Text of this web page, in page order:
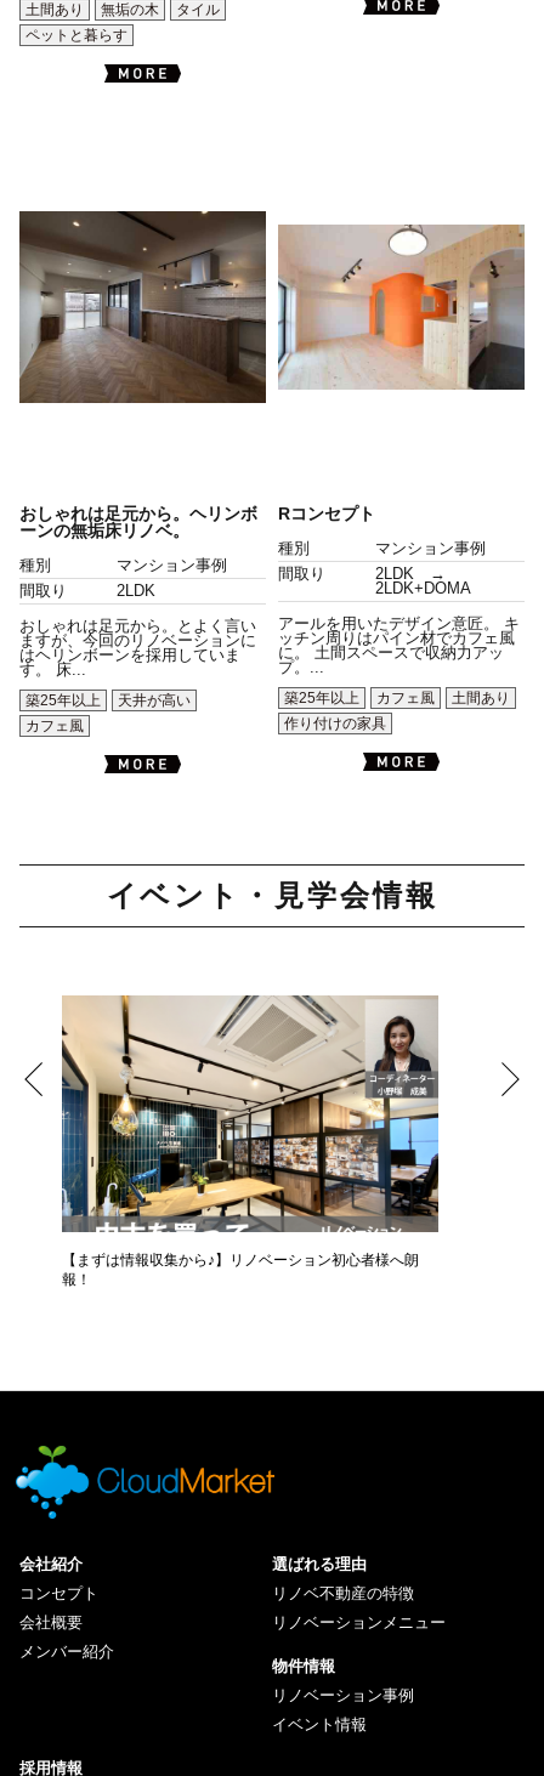
土間あり
無垢の木
タイル
ペットと暮らす
おしゃれは足元から。ヘリンボ
ーンの無垢床リノベ。
種別
マンション事例
間取り
2LDK
おしゃれは足元から。とよく言い
ますが、今回のリノベーションに
はヘリンボーンを採用していま
す。 床...
築25年以上
天井が高い
カフェ風
Rコンセプト
種別
マンション事例
間取り
2LDK →
2LDK+DOMA
アールを用いたデザイン意匠。 キ
ッチン周りはパイン材でカフェ風
に。 土間スペースで収納力アッ
プ。...
築25年以上
カフェ風
土間あり
作り付けの家具
イベント・見学会情報
【まずは情報収集から♪】リノベーション初心者様へ朗
報！
会社紹介
コンセプト
会社概要
メンバー紹介
選ばれる理由
リノベ不動産の特徴
リノベーションメニュー
物件情報
リノベーション事例
イベント情報
採用情報